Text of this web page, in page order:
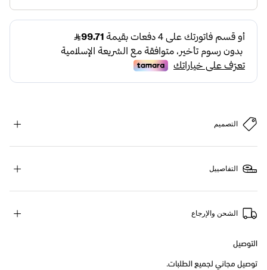
التصميم
التفاصييل
الشحن والإرجاع
التوصيل
توصيل مجاني لجميع الطلبات.